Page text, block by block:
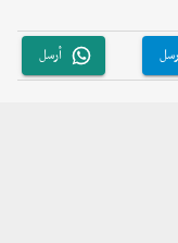
أرسل